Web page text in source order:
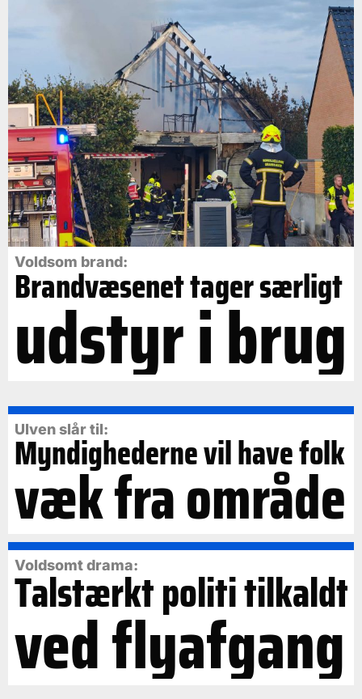
Voldsom brand:
Brandvæsenet tager særligt
udstyr i brug
Ulven slår til:
Myndighederne vil have folk
væk fra område
Voldsomt drama:
Talstærkt politi tilkaldt
ved flyafgang